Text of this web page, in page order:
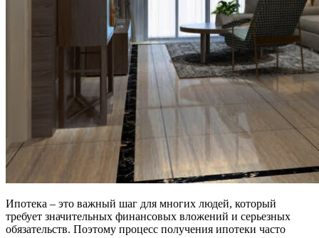
Ипотека – это важный шаг для многих людей, который
требует значительных финансовых вложений и серьезных
обязательств. Поэтому процесс получения ипотеки часто